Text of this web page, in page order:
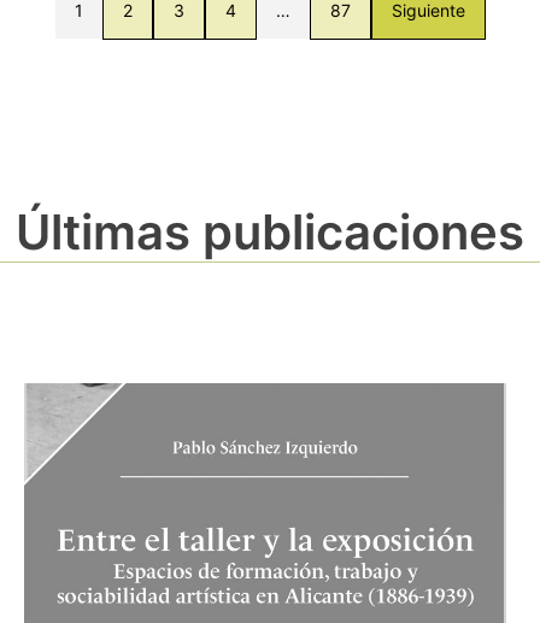
1 2 3 4 … 87 Siguiente
Últimas publicaciones